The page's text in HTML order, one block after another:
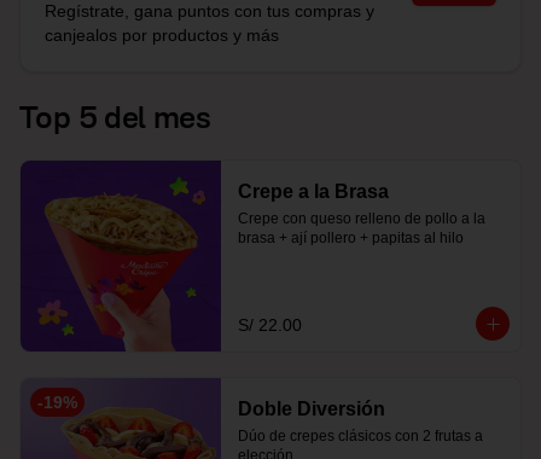
Regístrate, gana puntos con tus compras y
canjealos por productos y más
Top 5 del mes
Crepe a la Brasa
Crepe con queso relleno de pollo a la
brasa + ají pollero + papitas al hilo
S/ 22.00
-19% Doble Diversión
Dúo de crepes clásicos con 2 frutas a
elección